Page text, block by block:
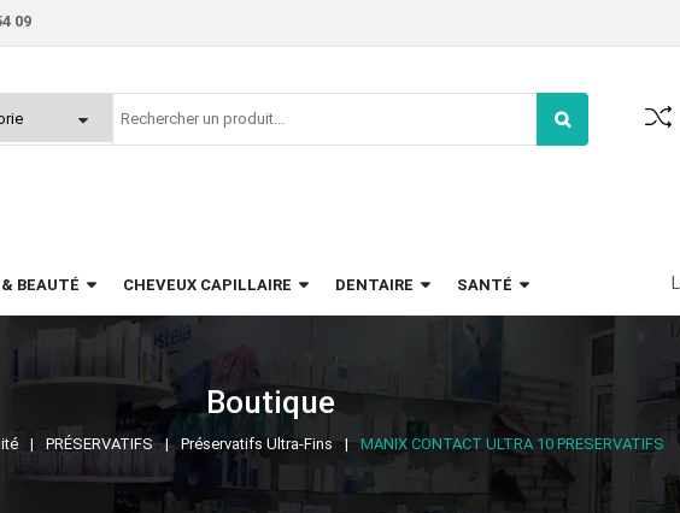
09
BEAUTÉ CHEVEUX CAPILLAIRE DENTAIRE SANTÉ
Boutique
PRÉSERVATIFS Préservatifs Ultra-Fins MANIX CONTACT ULTRA 10 PRESERVATIFS